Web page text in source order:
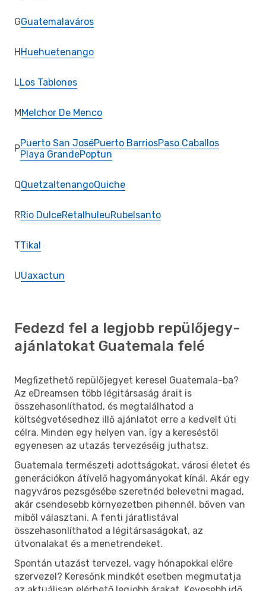
GGuatemalaváros
HHuehuetenango
LLos Tablones
MMelchor De Menco
PPuerto San JoséPuerto BarriosPaso Caballos
Playa GrandePoptun
QQuetzaltenangoQuiche
RRio DulceRetalhuleuRubelsanto
TTikal
UUaxactun
Fedezd fel a legjobb repülőjegy-
ajánlatokat Guatemala felé
Megfizethető repülőjegyet keresel Guatemala-ba?
Az eDreamsen több légitársaság árait is
összehasonlíthatod, és megtalálhatod a
költségvetésedhez illő ajánlatot erre a kedvelt úti
célra. Minden egy helyen van, így a kereséstől
egyenesen az utazás tervezéséig juthatsz.
Guatemala természeti adottságokat, városi életet és
generációkon átívelő hagyományokat kínál. Akár egy
nagyváros pezsgésébe szeretnéd belevetni magad,
akár csendesebb környezetben pihennél, bőven van
miből választani. A fenti járatlistával
összehasonlíthatod a légitársaságokat, az
útvonalakat és a menetrendeket.
Spontán utazást tervezel, vagy hónapokkal előre
szervezel? Keresőnk mindkét esetben megmutatja